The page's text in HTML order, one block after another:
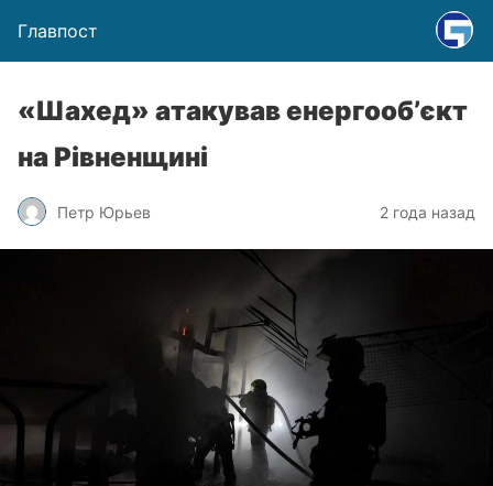
Главпост
«Шахед» атакував енергооб’єкт
на Рівненщині
Петр Юрьев 2 года назад